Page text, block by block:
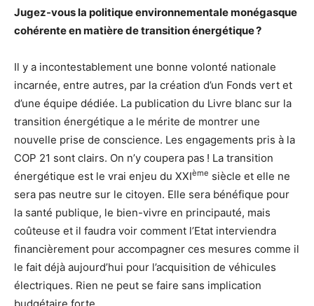
Jugez-vous la politique environnementale monégasque
cohérente en matière de transition énergétique ?
Il y a incontestablement une bonne volonté nationale
incarnée, entre autres, par la création d’un Fonds vert et
d’une équipe dédiée. La publication du Livre blanc sur la
transition énergétique a le mérite de montrer une
nouvelle prise de conscience. Les engagements pris à la
COP 21 sont clairs. On n’y coupera pas ! La transition
énergétique est le vrai enjeu du XXIème siècle et elle ne
sera pas neutre sur le citoyen. Elle sera bénéfique pour
la santé publique, le bien-vivre en principauté, mais
coûteuse et il faudra voir comment l’Etat interviendra
financièrement pour accompagner ces mesures comme il
le fait déjà aujourd’hui pour l’acquisition de véhicules
électriques. Rien ne peut se faire sans implication
budgétaire forte.